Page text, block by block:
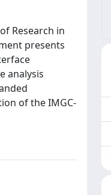
Research in
presents
analysis
of the IMGC-